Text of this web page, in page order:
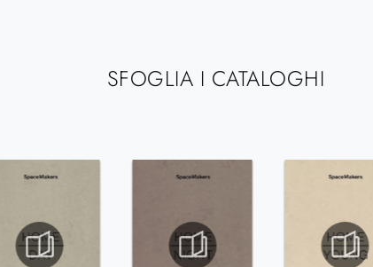
SFOGLIA I CATALOGHI